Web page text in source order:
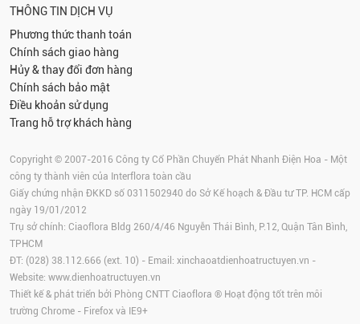
THÔNG TIN DỊCH VỤ
Phương thức thanh toán
Chính sách giao hàng
Hủy & thay đổi đơn hàng
Chính sách bảo mật
Điều khoản sử dụng
Trang hỗ trợ khách hàng
Copyright © 2007-2016 Công ty Cổ Phần Chuyển Phát Nhanh Điện Hoa - Một
công ty thành viên của Interflora toàn cầu
Giấy chứng nhận ĐKKD số 0311502940 do Sở Kế hoạch & Đầu tư TP. HCM cấp
ngày 19/01/2012
Trụ sở chính: Ciaoflora Bldg 260/4/46 Nguyễn Thái Bình, P.12, Quận Tân Bình,
TPHCM
ĐT: (028) 38.112.666 (ext. 10) - Email: xinchaoatdienhoatructuyen.vn -
Website: www.dienhoatructuyen.vn
Thiết kế & phát triển bởi Phòng CNTT Ciaoflora ® Hoạt động tốt trên môi
trường Chrome - Firefox và IE9+